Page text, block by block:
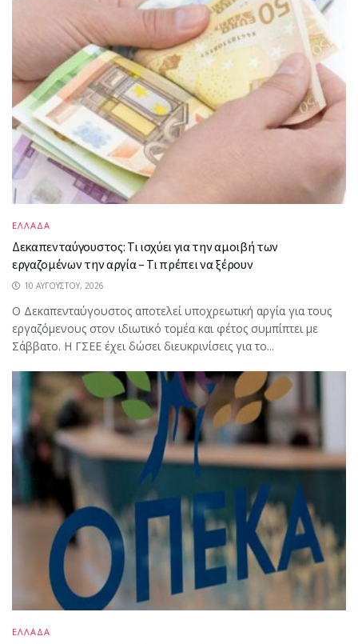
ΕΛΛΑΔΑ
Δεκαπενταύγουστος: Τι ισχύει για την αμοιβή των
εργαζομένων την αργία – Τι πρέπει να ξέρουν
10 ΑΥΓΟΎΣΤΟΥ, 2026
Ο Δεκαπενταύγουστος αποτελεί υποχρεωτική αργία για τους
εργαζόμενους στον ιδιωτικό τομέα και φέτος συμπίπτει με
Σάββατο. Η ΓΣΕΕ έχει δώσει διευκρινίσεις για το...
ΕΛΛΑΔΑ